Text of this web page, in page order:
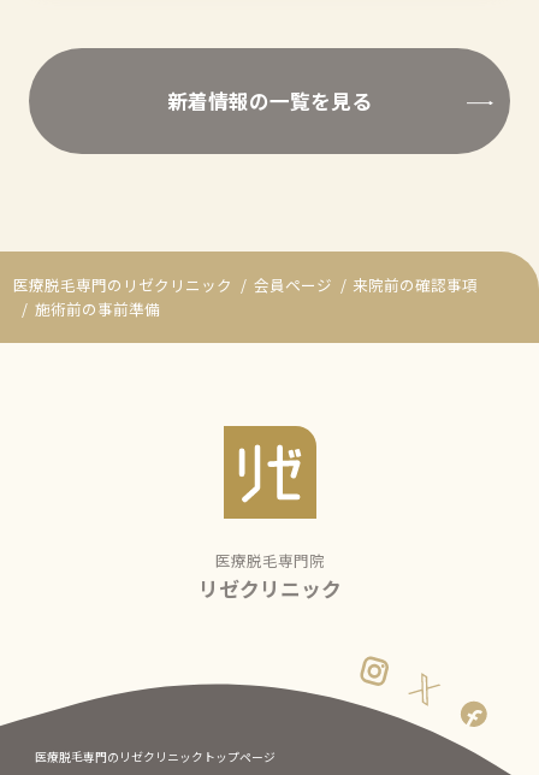
新着情報の一覧を見る
医療脱毛専門のリゼクリニック 会員ページ
来院前の確認事項
施術前の事前準備
医療脱毛専門院
リゼクリニック
医療脱毛専門のリゼクリニックトップページ